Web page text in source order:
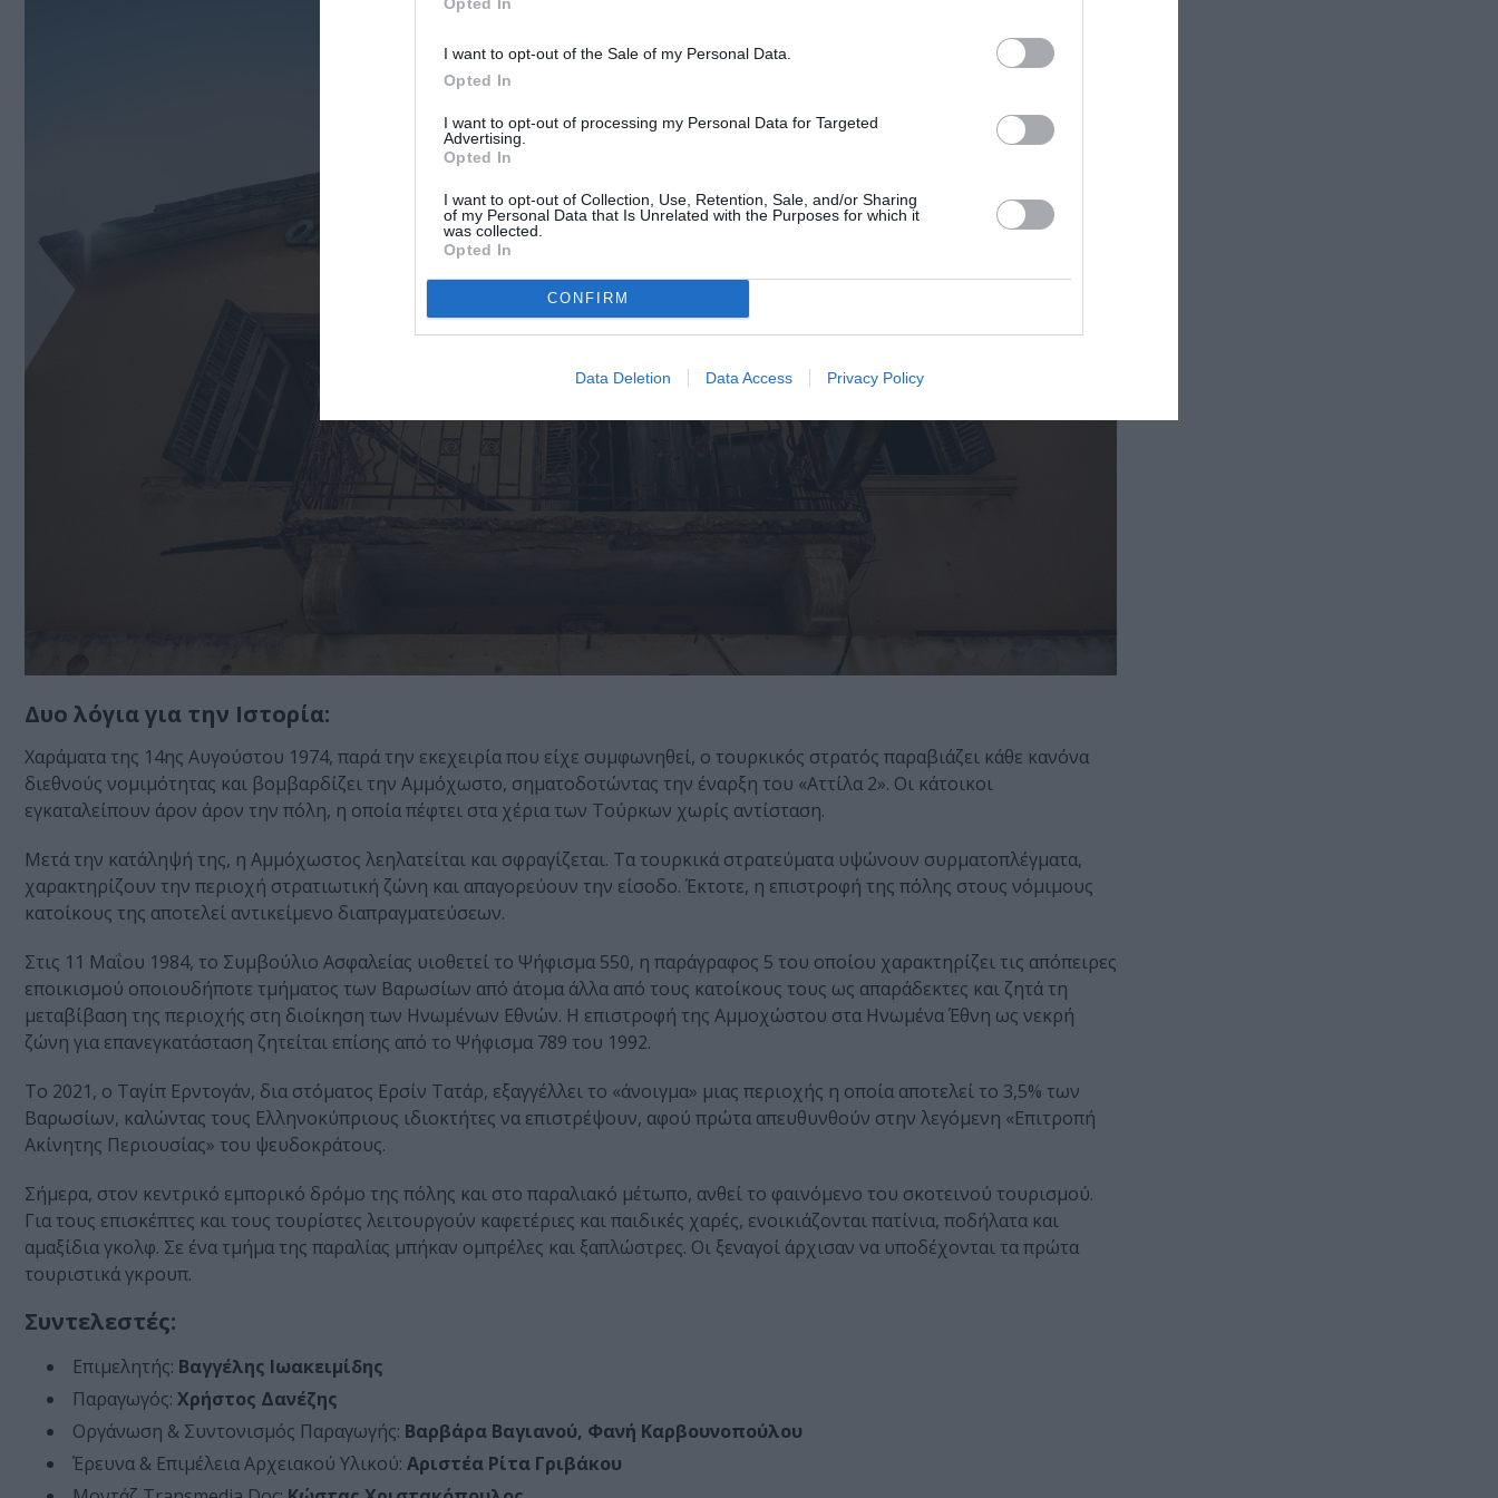
I want to opt-out of the Sale of my Personal Data.
Opted In
I want to opt-out of processing my Personal Data for Targeted
Advertising.
Opted In
I want to opt-out of Collection, Use, Retention, Sale, and/or Sharing
of my Personal Data that Is Unrelated with the Purposes for which it
was collected.
Opted In
CONFIRM
Data Deletion Data Access Privacy Policy
ΔΕΣ 8 ΦΩΤΟΓΡΑΦΙΕΣ
Δυο λόγια για την Ιστορία:
Χαράματα της 14ης Αυγούστου 1974, παρά την εκεχειρία που είχε συμφωνηθεί, ο τουρκικός στρατός παραβιάζει κάθε κανόνα
διεθνούς νομιμότητας και βομβαρδίζει την Αμμόχωστο, σηματοδοτώντας την έναρξη του «Αττίλα 2». Οι κάτοικοι
εγκαταλείπουν άρον άρον την πόλη, η οποία πέφτει στα χέρια των Τούρκων χωρίς αντίσταση.
Μετά την κατάληψή της, η Αμμόχωστος λεηλατείται και σφραγίζεται. Τα τουρκικά στρατεύματα υψώνουν συρματοπλέγματα,
χαρακτηρίζουν την περιοχή στρατιωτική ζώνη και απαγορεύουν την είσοδο. Έκτοτε, η επιστροφή της πόλης στους νόμιμους
κατοίκους της αποτελεί αντικείμενο διαπραγματεύσεων.
Στις 11 Μαΐου 1984, το Συμβούλιο Ασφαλείας υιοθετεί το Ψήφισμα 550, η παράγραφος 5 του οποίου χαρακτηρίζει τις απόπειρες
εποικισμού οποιουδήποτε τμήματος των Bαρωσίων από άτομα άλλα από τους κατοίκους τους ως απαράδεκτες και ζητά τη
μεταβίβαση της περιοχής στη διοίκηση των Hνωμένων Eθνών. Η επιστροφή της Αμμοχώστου στα Ηνωμένα Έθνη ως νεκρή
ζώνη για επανεγκατάσταση ζητείται επίσης από το Ψήφισμα 789 του 1992.
Το 2021, ο Ταγίπ Ερντογάν, δια στόματος Ερσίν Τατάρ, εξαγγέλλει το «άνοιγμα» μιας περιοχής η οποία αποτελεί το 3,5% των
Βαρωσίων, καλώντας τους Ελληνοκύπριους ιδιοκτήτες να επιστρέψουν, αφού πρώτα απευθυνθούν στην λεγόμενη «Επιτροπή
Ακίνητης Περιουσίας» του ψευδοκράτους.
Σήμερα, στον κεντρικό εμπορικό δρόμο της πόλης και στο παραλιακό μέτωπο, ανθεί το φαινόμενο του σκοτεινού τουρισμού.
Για τους επισκέπτες και τους τουρίστες λειτουργούν καφετέριες και παιδικές χαρές, ενοικιάζονται πατίνια, ποδήλατα και
αμαξίδια γκολφ. Σε ένα τμήμα της παραλίας μπήκαν ομπρέλες και ξαπλώστρες. Οι ξεναγοί άρχισαν να υποδέχονται τα πρώτα
τουριστικά γκρουπ.
Συντελεστές:
Επιμελητής: Βαγγέλης Ιωακειμίδης
Παραγωγός: Χρήστος Δανέζης
Οργάνωση & Συντονισμός Παραγωγής: Βαρβάρα Βαγιανού, Φανή Καρβουνοπούλου
Έρευνα & Επιμέλεια Αρχειακού Υλικού: Αριστέα Ρίτα Γριβάκου